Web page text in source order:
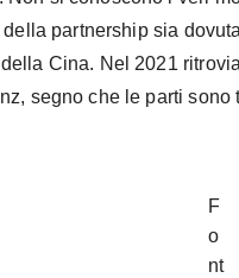
della partnership sia
Cina. Nel 2021
segno che le parti sono
F
o
nt